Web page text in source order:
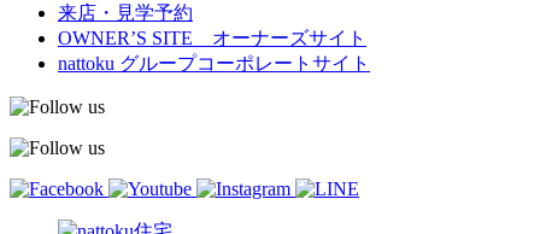
来店・見学予約
OWNER’S SITE オーナーズサイト
nattoku グループコーポレートサイト